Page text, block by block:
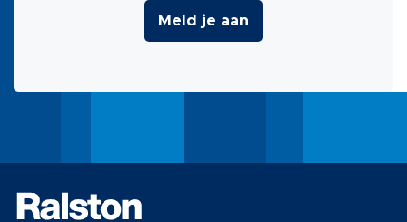
Meld je aan